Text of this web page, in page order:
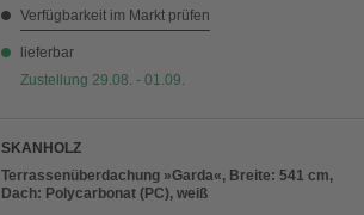
Verfügbarkeit im Markt prüfen
lieferbar
Zustellung 29.08. - 01.09.
SKANHOLZ
Terrassenüberdachung »Garda«, Breite: 541 cm,
Dach: Polycarbonat (PC), weiß